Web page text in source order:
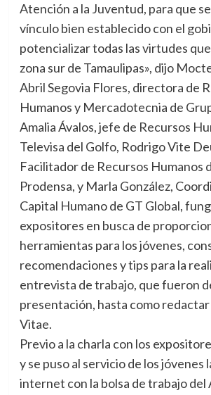
Atención a la Juventud, para que
vínculo bien establecido con el
potencializar todas las virtudes
zona sur de Tamaulipas», dijo
Abril Segovia Flores, directora de
Humanos y Mercadotecnia de
Amalia Ávalos, jefe de Recursos
Televisa del Golfo, Rodrigo Vite
Facilitador de Recursos Humanos
Prodensa, y Marla González,
Capital Humano de GT Global,
expositores en busca de
herramientas para los jóvenes,
recomendaciones y tips para la
entrevista de trabajo, que fueron
presentación, hasta como
Vitae.
Previo a la charla con los
y se puso al servicio de los jóvenes
internet con la bolsa de trabajo